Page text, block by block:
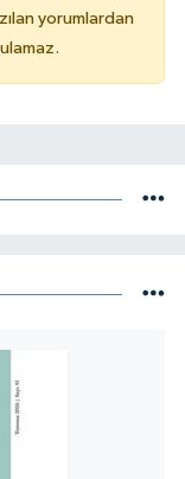
yorumlardan